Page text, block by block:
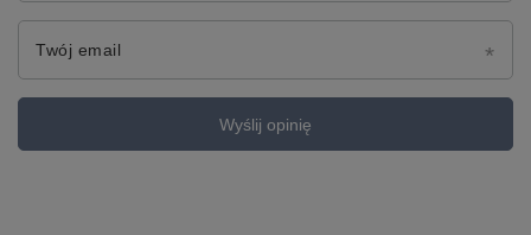
Twój email
Wyślij opinię